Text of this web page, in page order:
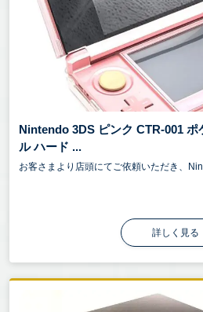
Nintendo 3DS ピンク CTR-001
ル ハード ...
お客さまより店頭にてご依頼いただき、
詳しく見る